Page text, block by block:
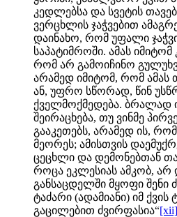
კედლებსა და სვეტის
ვერცხლის ჯაჭვებით
დაინახო, რომ უფალი
საპატიმროში. ამას იმიტომ
რომ არ გამოიჩინო
არამედ იმიტომ, რომ ამას
ან, უფრო სწორად, წინ
ქველმოქმედება. ბრალად
შეირაცხება, თუ ვინმე
გააკეთებს, არამედ ის,
მეორეს; ამისთვის
ცეცხლი და დემონებთან
როცა ეკლესიას ამკობ, არ
განსაცდელში მყოფი შენი
ტაძარი (ადამიანი) იმ ქვის
გაცილებით ძვირფასია“[xii]